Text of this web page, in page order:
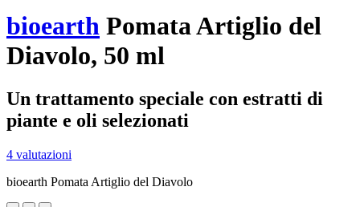
bioearth Pomata Artiglio del
Diavolo, 50 ml
Un trattamento speciale con estratti di
piante e oli selezionati
4 valutazioni
bioearth Pomata Artiglio del Diavolo